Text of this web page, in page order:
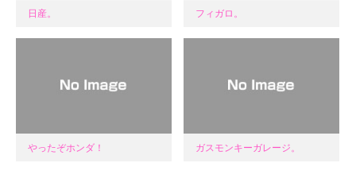
日産。 フィガロ。
やったぞホンダ！ ガスモンキーガレージ。